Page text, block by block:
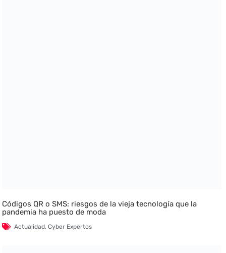
Códigos QR o SMS: riesgos de la vieja tecnología que la
pandemia ha puesto de moda
Actualidad,Cyber Expertos